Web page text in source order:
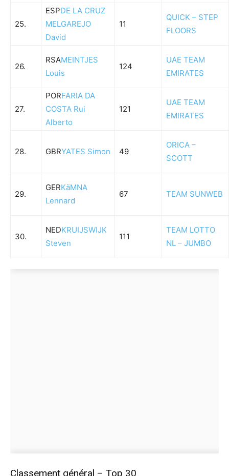
25.
ESPDE LA CRUZ
MELGAREJO
David
11
QUICK – STEP
FLOORS
26.
RSAMEINTJES
Louis
124
UAE TEAM
EMIRATES
27.
PORFARIA DA
COSTA Rui
Alberto
121
UAE TEAM
EMIRATES
28. GBRYATES Simon 49
ORICA –
SCOTT
29.
GERKäMNA
Lennard
67 TEAM SUNWEB
30.
NEDKRUIJSWIJK
Steven
111
TEAM LOTTO
NL – JUMBO
Classement général – Top 30